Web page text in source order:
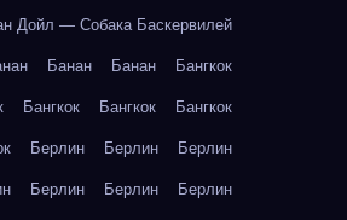
Дойл — Собака Баскервилей
Банан Банан Бангкок
Бангкок Бангкок Бангкок
Берлин Берлин Берлин
Берлин Берлин Берлин